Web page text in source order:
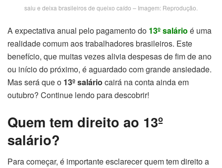
saiu e deixa brasileiros de queixo caído – Imagem: Reprodução.
A expectativa anual pelo pagamento do 13º salário é uma
realidade comum aos trabalhadores brasileiros. Este
benefício, que muitas vezes alivia despesas de fim de ano
ou início do próximo, é aguardado com grande ansiedade.
Mas será que o 13º salário cairá na conta ainda em
outubro? Continue lendo para descobrir!
Quem tem direito ao 13º
salário?
Para começar, é importante esclarecer quem tem direito a